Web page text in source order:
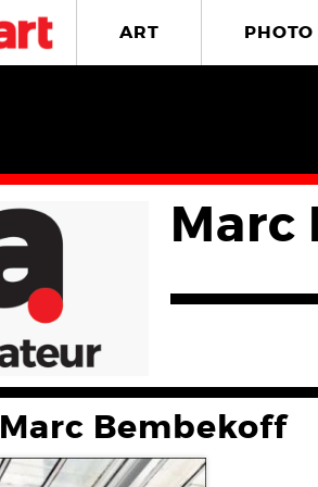
ART PHOTO
Marc
Marc Bembekoff